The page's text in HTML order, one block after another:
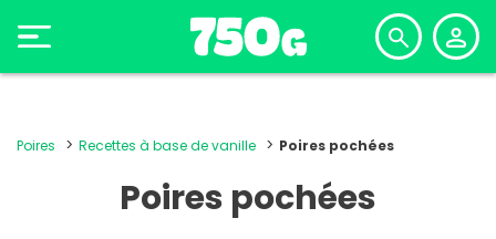
Poires Recettes à base de vanille Poires pochées
Poires pochées